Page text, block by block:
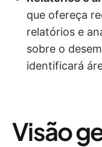
que ofereça
relatórios e
sobre o
identificará
Visão